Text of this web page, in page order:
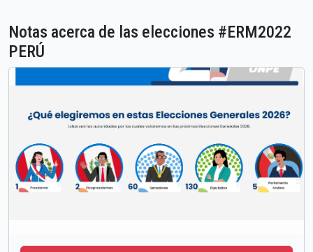
Notas acerca de las elecciones #ERM2022
PERÚ